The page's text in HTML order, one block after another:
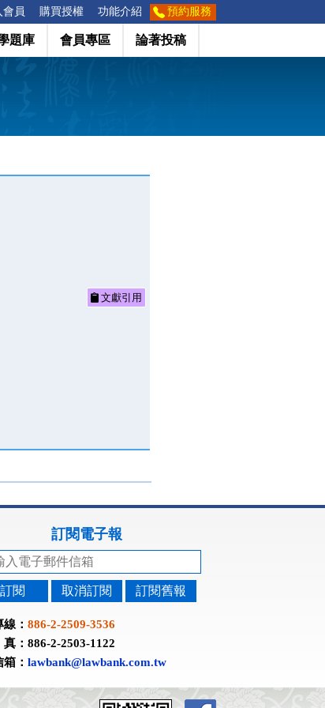
會員 購買授權 功能介紹 預約服務
題庫 會員專區 論著投稿
文獻引用
訂閱電子報
訂閱 取消訂閱 訂閱舊報
： 886-2-2509-3536
886-2-2503-1122
： lawbank@lawbank.com.tw